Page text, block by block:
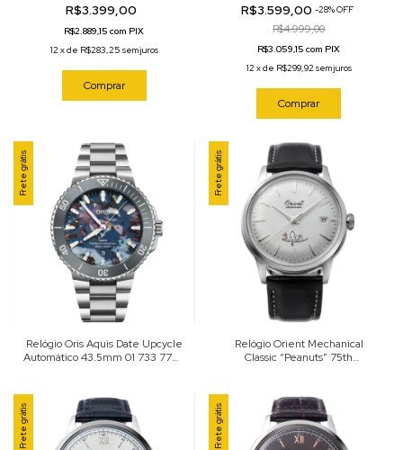
R$3.399,00
R$2.889,15 com PIX
12 xde R$283,25 sem juros
Comprar
R$3.599,00 -28%OFF
R$4.999,00
R$3.059,15 com PIX
12 xde R$299,92 sem juros
Comprar
Frete grátis
Relógio Oris Aquis Date Upcycle
Automático 43.5mm 01 733 7789
Frete grátis
Relógio Orient Mechanical
Classic “Peanuts” 75th
Frete grátis Frete grátis